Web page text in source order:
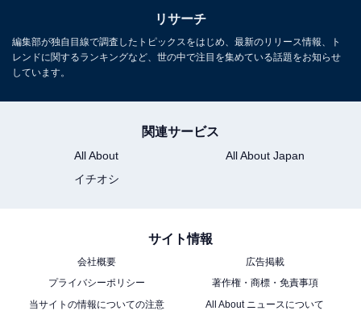
リサーチ
編集部が独自目線で調査したトピックスをはじめ、最新のリリース情報、ト
レンドに関するランキングなど、世の中で注目を集めている話題をお知らせ
しています。
関連サービス
All About
All About Japan
イチオシ
サイト情報
会社概要
広告掲載
プライバシーポリシー
著作権・商標・免責事項
当サイトの情報についての注意
All About ニュースについて